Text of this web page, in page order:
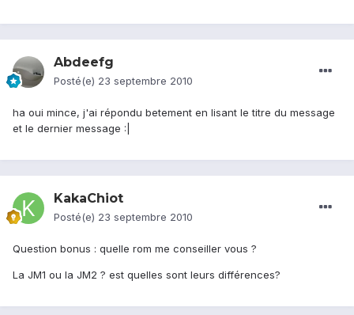
Abdeefg
Posté(e) 23 septembre 2010
ha oui mince, j'ai répondu betement en lisant le titre du message
et le dernier message :|
KakaChiot
Posté(e) 23 septembre 2010
Question bonus : quelle rom me conseiller vous ?
La JM1 ou la JM2 ? est quelles sont leurs différences?